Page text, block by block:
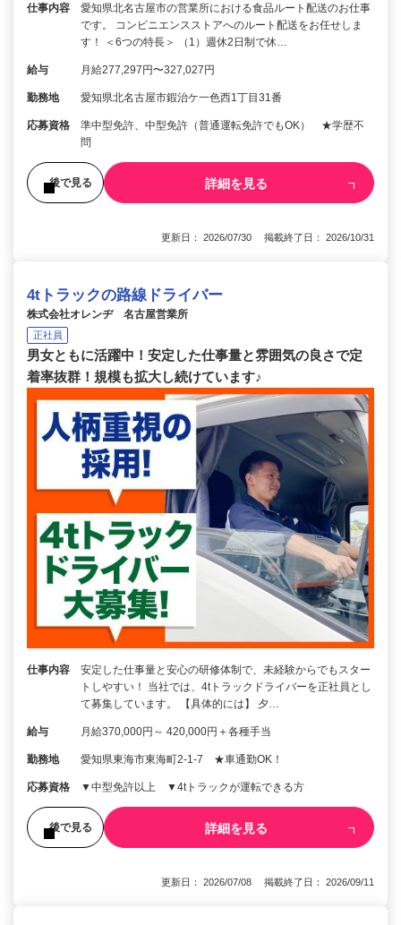
仕事内容
愛知県北名古屋市の営業所における食品ルート配送のお仕事
です。 コンビニエンスストアへのルート配送をお任せしま
す！ ＜6つの特長＞ （1）週休2日制で休…
給与 月給277,297円〜327,027円
勤務地 愛知県北名古屋市鍜治ケ一色西1丁目31番
応募資格
準中型免許、中型免許（普通運転免許でもOK） ★学歴不
問
後で見る 詳細を見る
更新日： 2026/07/30 掲載終了日： 2026/10/31
4tトラックの路線ドライバー
株式会社オレンヂ 名古屋営業所
正社員
男女ともに活躍中！安定した仕事量と雰囲気の良さで定
着率抜群！規模も拡大し続けています♪
仕事内容
安定した仕事量と安心の研修体制で、未経験からでもスター
トしやすい！ 当社では、4tトラックドライバーを正社員とし
て募集しています。 【具体的には】 夕…
給与 月給370,000円～ 420,000円＋各種手当
勤務地 愛知県東海市東海町2-1-7 ★車通勤OK！
応募資格 ▼中型免許以上 ▼4tトラックが運転できる方
後で見る 詳細を見る
更新日： 2026/07/08 掲載終了日： 2026/09/11